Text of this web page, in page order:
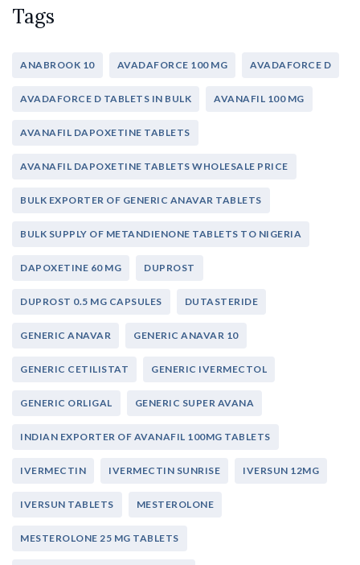
Tags
ANABROOK 10 AVADAFORCE 100 MG AVADAFORCE D
AVADAFORCE D TABLETS IN BULK AVANAFIL 100 MG
AVANAFIL DAPOXETINE TABLETS
AVANAFIL DAPOXETINE TABLETS WHOLESALE PRICE
BULK EXPORTER OF GENERIC ANAVAR TABLETS
BULK SUPPLY OF METANDIENONE TABLETS TO NIGERIA
DAPOXETINE 60 MG DUPROST
DUPROST 0.5 MG CAPSULES DUTASTERIDE
GENERIC ANAVAR GENERIC ANAVAR 10
GENERIC CETILISTAT GENERIC IVERMECTOL
GENERIC ORLIGAL GENERIC SUPER AVANA
INDIAN EXPORTER OF AVANAFIL 100MG TABLETS
IVERMECTIN IVERMECTIN SUNRISE IVERSUN 12MG
IVERSUN TABLETS MESTEROLONE
MESTEROLONE 25 MG TABLETS